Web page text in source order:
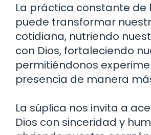
La práctica constante de
puede transformar
cotidiana, nutriendo
con Dios, fortaleciendo
permitiéndonos
presencia de manera
La súplica nos invita a
Dios con sinceridad y